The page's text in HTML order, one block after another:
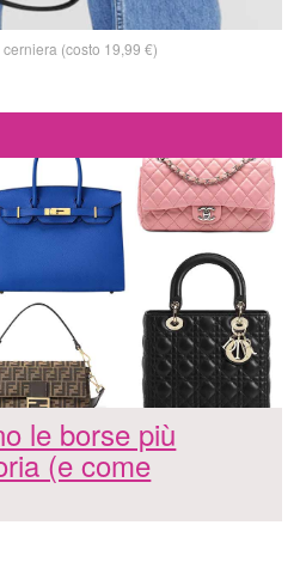
(costo 19,99 €)
le borse più
(e come